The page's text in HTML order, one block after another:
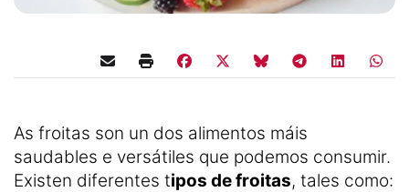
As froitas son un dos alimentos máis
saudables e versátiles que podemos consumir.
Existen diferentes tipos de froitas, tales como: